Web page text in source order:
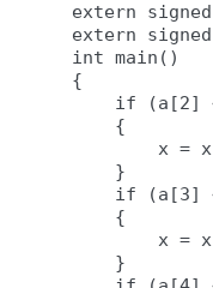
extern
extern
int main()
{
if (a[2]
    {
x =
    }
if (a[3]
    {
x =
    }